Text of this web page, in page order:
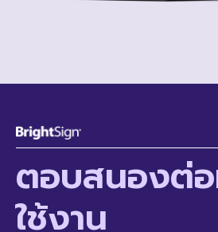
ตอบสนองต่
ใช้งาน